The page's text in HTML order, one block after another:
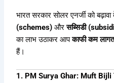
भारत सरकार सोलर एनर्जी को
(schemes) औरसब्सिडी
का लाभ उठाकर आपकाफी कम
हैं।
1. PM Surya Ghar: Muft Bijli